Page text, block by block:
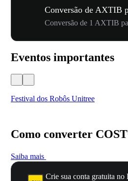
Conversão de AXTIB
Conversão de 1 AXTIB
Eventos importantes
Festival dos Robôs Unitree
Como converter
Saiba mais
Crie sua conta gratuita no